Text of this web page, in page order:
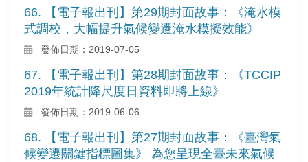
66. 【電子報出刊】第29期封面故事：《淹水模
式調校，大幅提升氣候變遷淹水模擬效能》
發佈日期：2019-07-05
67. 【電子報出刊】第28期封面故事：《TCCIP
2019年統計降尺度日資料即將上線》
發佈日期：2019-06-06
68. 【電子報出刊】第27期封面故事：《臺灣氣
候變遷關鍵指標圖集》 為您呈現全臺未來氣候